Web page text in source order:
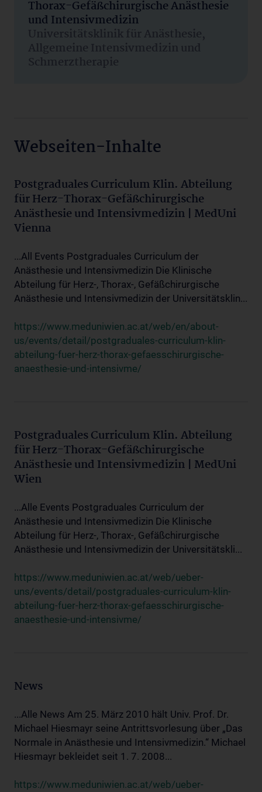
Thorax-Gefäßchirurgische Anästhesie
und Intensivmedizin
Universitätsklinik für Anästhesie,
Allgemeine Intensivmedizin und
Schmerztherapie
Webseiten-Inhalte
Postgraduales Curriculum Klin. Abteilung
für Herz-Thorax-Gefäßchirurgische
Anästhesie und Intensivmedizin | MedUni
Vienna
...All Events Postgraduales Curriculum der
Anästhesie und Intensivmedizin Die Klinische
Abteilung für Herz-, Thorax-, Gefäßchirurgische
Anästhesie und Intensivmedizin der Universitätsklin...
https://www.meduniwien.ac.at/web/en/about-
us/events/detail/postgraduales-curriculum-klin-
abteilung-fuer-herz-thorax-gefaesschirurgische-
anaesthesie-und-intensivme/
Postgraduales Curriculum Klin. Abteilung
für Herz-Thorax-Gefäßchirurgische
Anästhesie und Intensivmedizin | MedUni
Wien
...Alle Events Postgraduales Curriculum der
Anästhesie und Intensivmedizin Die Klinische
Abteilung für Herz-, Thorax-, Gefäßchirurgische
Anästhesie und Intensivmedizin der Universitätskli...
https://www.meduniwien.ac.at/web/ueber-
uns/events/detail/postgraduales-curriculum-klin-
abteilung-fuer-herz-thorax-gefaesschirurgische-
anaesthesie-und-intensivme/
News
...Alle News Am 25. März 2010 hält Univ. Prof. Dr.
Michael Hiesmayr seine Antrittsvorlesung über „Das
Normale in Anästhesie und Intensivmedizin.“ Michael
Hiesmayr bekleidet seit 1. 7. 2008...
https://www.meduniwien.ac.at/web/ueber-